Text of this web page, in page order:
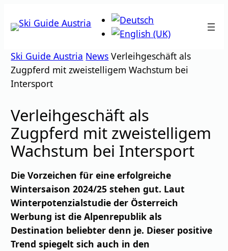
Inhalt
Ski Guide Austria News Verleihgeschäft als
Zugpferd mit zweistelligem Wachstum bei
Intersport
Verleihgeschäft als
Zugpferd mit zweistelligem
Wachstum bei Intersport
Die Vorzeichen für eine erfolgreiche
Wintersaison 2024/25 stehen gut. Laut
Winterpotenzialstudie der Österreich
Werbung ist die Alpenrepublik als
Destination beliebter denn je. Dieser positive
Trend spiegelt sich auch in den